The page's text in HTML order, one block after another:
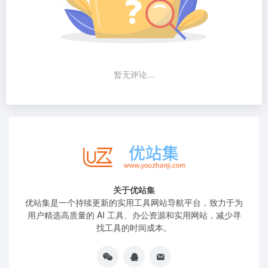
暂无评论...
关于优站集
优站集是一个持续更新的实用工具网站导航平台，致力于为
用户精选高质量的 AI 工具、办公资源和实用网站，减少寻
找工具的时间成本。